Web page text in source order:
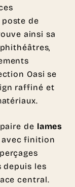
de
ainsi sa
Oasi se
raffiné et
de lames
avec finition
depuis les
central.